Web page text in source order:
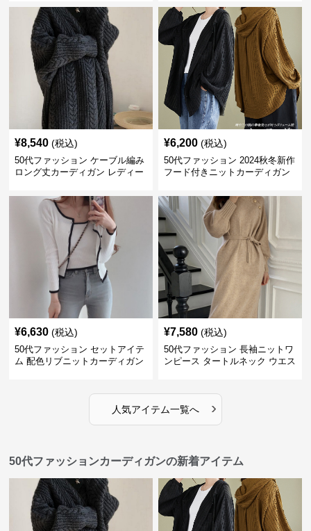
¥8,540 (税込)
50代ファッション ケーブル編み
ロング丈カーディガン レディー
¥6,200 (税込)
50代ファッション 2024秋冬新作
フード付きニットカーディガン
¥6,630 (税込)
50代ファッション セットアイテ
ム 配色リブニットカーディガン
¥7,580 (税込)
50代ファッション 長袖ニットワ
ンピース タートルネック ウエス
人気アイテム一覧へ ›
50代ファッションカーディガンの新着アイテム